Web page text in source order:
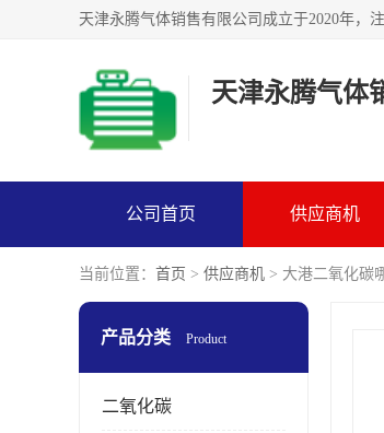
天津永腾气体
公司首页 供应商机
当前位置： 首页 > 供应商机 > 大港二氧化碳
产品分类 Product
二氧化碳